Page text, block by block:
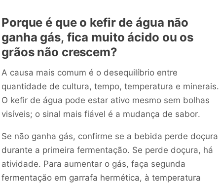
Porque é que o kefir de água não
ganha gás, fica muito ácido ou os
grãos não crescem?
A causa mais comum é o desequilíbrio entre
quantidade de cultura, tempo, temperatura e minerais.
O kefir de água pode estar ativo mesmo sem bolhas
visíveis; o sinal mais fiável é a mudança de sabor.
Se não ganha gás, confirme se a bebida perde doçura
durante a primeira fermentação. Se perde doçura, há
atividade. Para aumentar o gás, faça segunda
fermentação em garrafa hermética, à temperatura